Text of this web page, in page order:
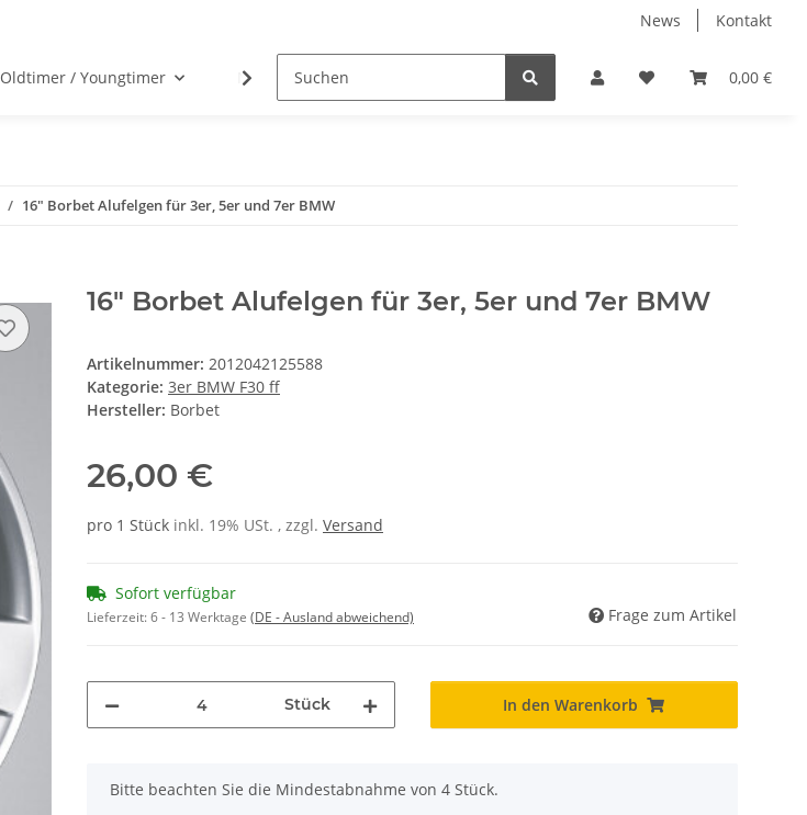
News Kontakt
0,00 €
Oldtimer / Youngtimer Nabenabdeckungen % Restposten % Zentrierringe
16" Borbet Alufelgen für 3er, 5er und 7er BMW
16" Borbet Alufelgen für 3er, 5er und 7er BMW
Artikelnummer: 2012042125588
Kategorie: 3er BMW F30 ff
Hersteller: Borbet
26,00 €
pro 1 Stück inkl. 19% USt. , zzgl. Versand
Sofort verfügbar
Lieferzeit:6 - 13 Werktage (DE - Ausland abweichend) Frage zum Artikel
Stück In den Warenkorb
x
Bitte beachten Sie die Mindestabnahme von 4 Stück.